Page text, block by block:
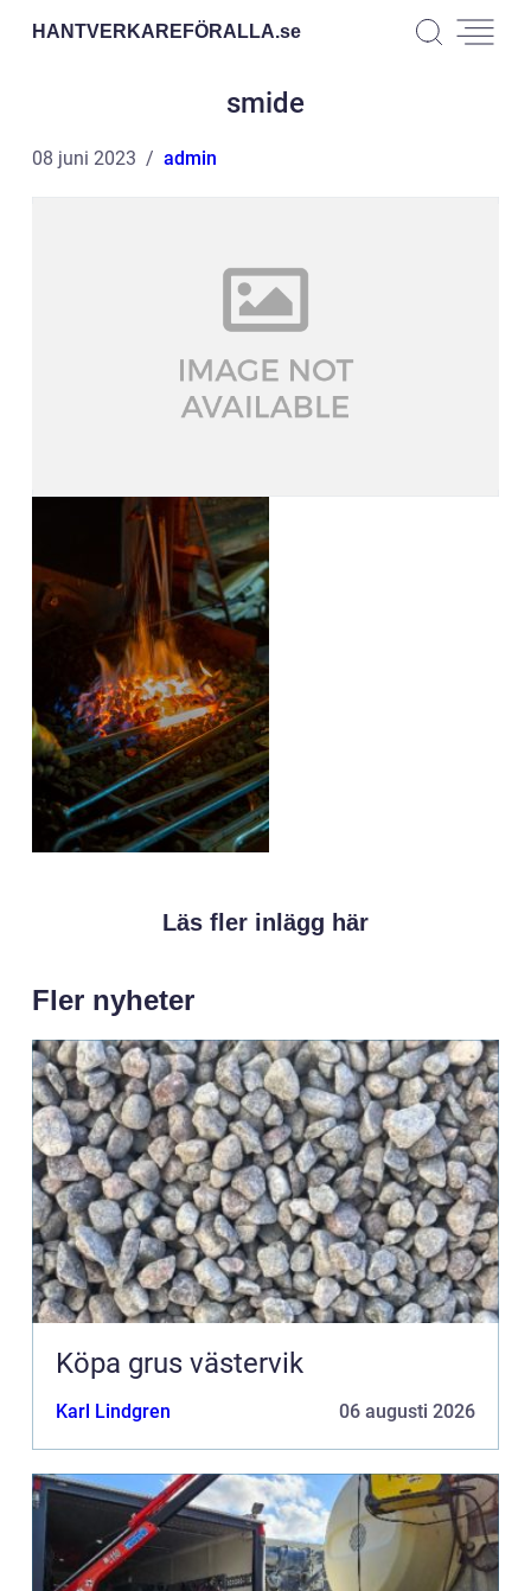
HANTVERKAREFÖRALLA.se
smide
08 juni 2023 admin
Läs fler inlägg här
Fler nyheter
Köpa grus västervik
Karl Lindgren 06 augusti 2026